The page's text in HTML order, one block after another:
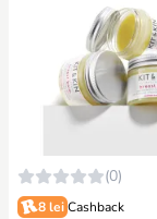
(0)
8 lei Cashback